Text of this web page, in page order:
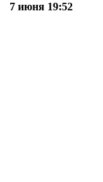
7 июня 19:52